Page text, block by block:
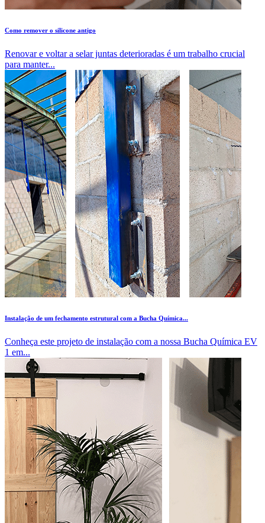
Como remover o silicone antigo
Renovar e voltar a selar juntas deterioradas é um trabalho crucial
para manter...
Instalação de um fechamento estrutural com a Bucha Química...
Conheça este projeto de instalação com a nossa Bucha Química EV
1 em...